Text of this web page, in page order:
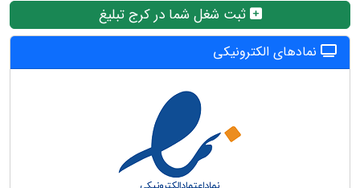
ثبت شغل شما در کرج تبلیغ
نمادهای الکترونیکی